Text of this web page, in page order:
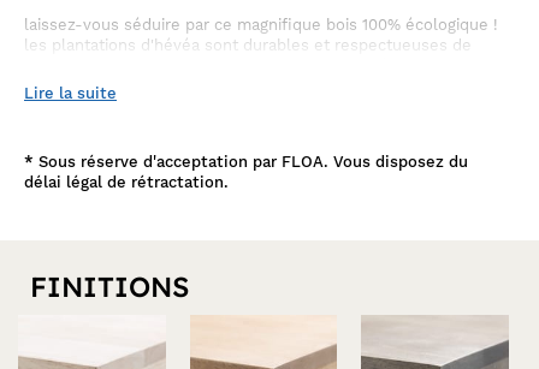
laissez-vous séduire par ce magnifique bois 100% écologique !
les plantations d'hévéa sont durables et respectueuses de
replanté car ces plantations servent à la production de latex.
Lire la suite
* Sous réserve d'acceptation par FLOA. Vous disposez du
délai légal de rétractation.
FINITIONS